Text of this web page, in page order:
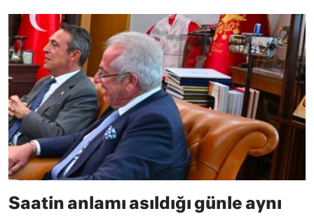
Saatin anlamı asıldığı günle aynı